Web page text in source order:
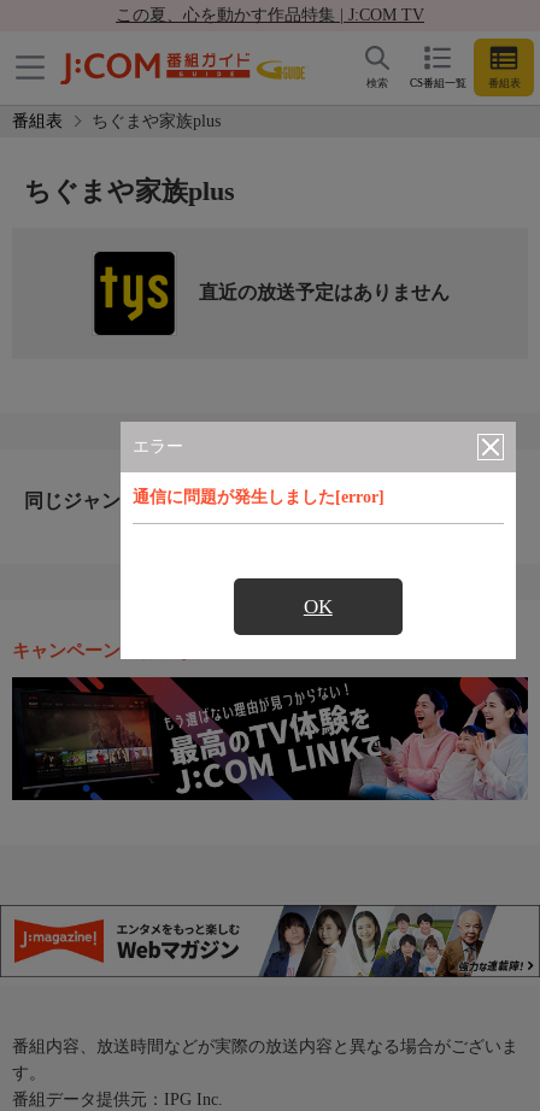
この夏、心を動かす作品特集 | J:COM TV
CS番組一覧 番組表
検索
番組表 ちぐまや家族plus
エラー
通信に問題が発生しました[error]
OK
ちぐまや家族plus
直近の放送予定はありません
同じジャンルのおすすめ番組
キャンペーン・お得な情報
番組内容、放送時間などが実際の放送内容と異なる場合がございま
す。
番組データ提供元：IPG Inc.